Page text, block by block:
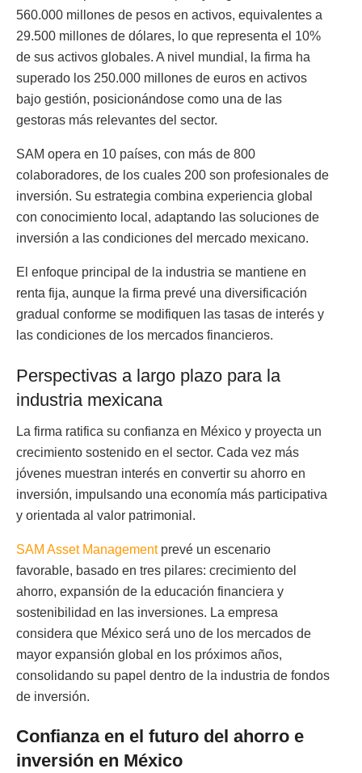
560.000 millones de pesos en activos, equivalentes a
29.500 millones de dólares, lo que representa el 10%
de sus activos globales. A nivel mundial, la firma ha
superado los 250.000 millones de euros en activos
bajo gestión, posicionándose como una de las
gestoras más relevantes del sector.
SAM opera en 10 países, con más de 800
colaboradores, de los cuales 200 son profesionales de
inversión. Su estrategia combina experiencia global
con conocimiento local, adaptando las soluciones de
inversión a las condiciones del mercado mexicano.
El enfoque principal de la industria se mantiene en
renta fija, aunque la firma prevé una diversificación
gradual conforme se modifiquen las tasas de interés y
las condiciones de los mercados financieros.
Perspectivas a largo plazo para la
industria mexicana
La firma ratifica su confianza en México y proyecta un
crecimiento sostenido en el sector. Cada vez más
jóvenes muestran interés en convertir su ahorro en
inversión, impulsando una economía más participativa
y orientada al valor patrimonial.
SAM Asset Managementprevé un escenario
favorable, basado en tres pilares: crecimiento del
ahorro, expansión de la educación financiera y
sostenibilidad en las inversiones. La empresa
considera que México será uno de los mercados de
mayor expansión global en los próximos años,
consolidando su papel dentro de la industria de fondos
de inversión.
Confianza en el futuro del ahorro e
inversión en México